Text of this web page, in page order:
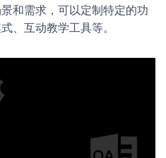
景和需求，可以定制特定的功
、互动教学工具等。